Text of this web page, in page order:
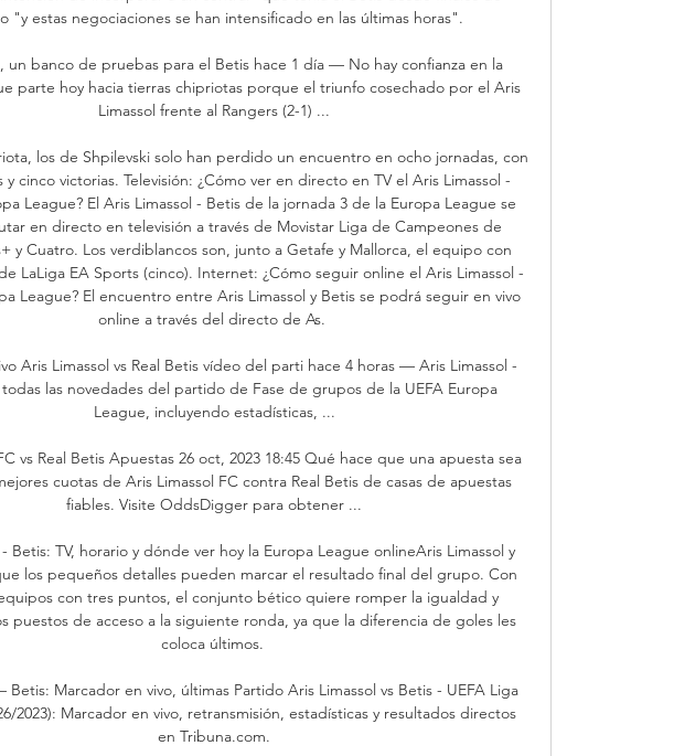
"y estas negociaciones se han intensificado en las últimas horas".
un banco de pruebas para el Betis hace 1 día — No hay confianza en la
parte hoy hacia tierras chipriotas porque el triunfo cosechado por el Aris
Limassol frente al Rangers (2-1) ...
los de Shpilevski solo han perdido un encuentro en ocho jornadas, con
cinco victorias. Televisión: ¿Cómo ver en directo en TV el Aris Limassol -
League? El Aris Limassol - Betis de la jornada 3 de la Europa League se
en directo en televisión a través de Movistar Liga de Campeones de
y Cuatro. Los verdiblancos son, junto a Getafe y Mallorca, el equipo con
LaLiga EA Sports (cinco). Internet: ¿Cómo seguir online el Aris Limassol -
League? El encuentro entre Aris Limassol y Betis se podrá seguir en vivo
online a través del directo de As.
Aris Limassol vs Real Betis vídeo del parti hace 4 horas — Aris Limassol -
todas las novedades del partido de Fase de grupos de la UEFA Europa
League, incluyendo estadísticas, ...
vs Real Betis Apuestas 26 oct, 2023 18:45 Qué hace que una apuesta sea
cuotas de Aris Limassol FC contra Real Betis de casas de apuestas
fiables. Visite OddsDigger para obtener ...
Betis: TV, horario y dónde ver hoy la Europa League onlineAris Limassol y
los pequeños detalles pueden marcar el resultado final del grupo. Con
con tres puntos, el conjunto bético quiere romper la igualdad y
puestos de acceso a la siguiente ronda, ya que la diferencia de goles les
coloca últimos.
Betis: Marcador en vivo, últimas Partido Aris Limassol vs Betis - UEFA Liga
2023): Marcador en vivo, retransmisión, estadísticas y resultados directos
en Tribuna.com.